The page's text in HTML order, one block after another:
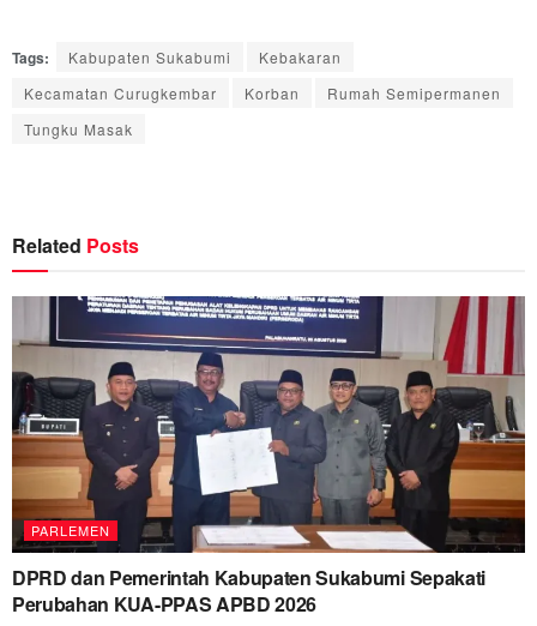
Tags: Kabupaten Sukabumi
Kebakaran
Kecamatan Curugkembar
Korban
Rumah Semipermanen
Tungku Masak
Related Posts
PARLEMEN
DPRD dan Pemerintah Kabupaten Sukabumi Sepakati
Perubahan KUA-PPAS APBD 2026